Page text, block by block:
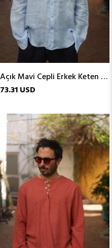
Açık Mavi Cepli Erkek Keten Gömlek
73.31 USD